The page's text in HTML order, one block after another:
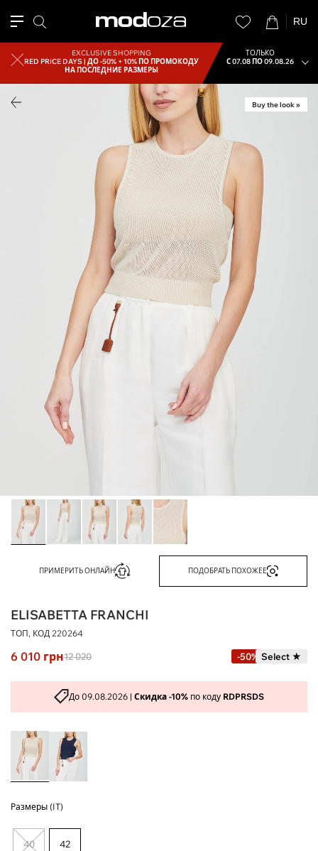
RU
EXCLUSIVE SHOPPING
RED PRICE DAYS |ДО -50% + 10% ПО ПРОМОКОДУ
НА ПОСЛЕДНИЕ РАЗМЕРЫ
ТОЛЬКО
С 07.08 ПО 09.08.26
Buy the look »
ПРИМЕРИТЬ ОНЛАЙН ПОДОБРАТЬ ПОХОЖЕЕ
ELISABETTA FRANCHI
ТОП, КОД 220264
6 010 грн12 020 -50% Select ★
До 09.08.2026 | Скидка -10% по коду RDPRSDS
Размеры (IT)
40 42